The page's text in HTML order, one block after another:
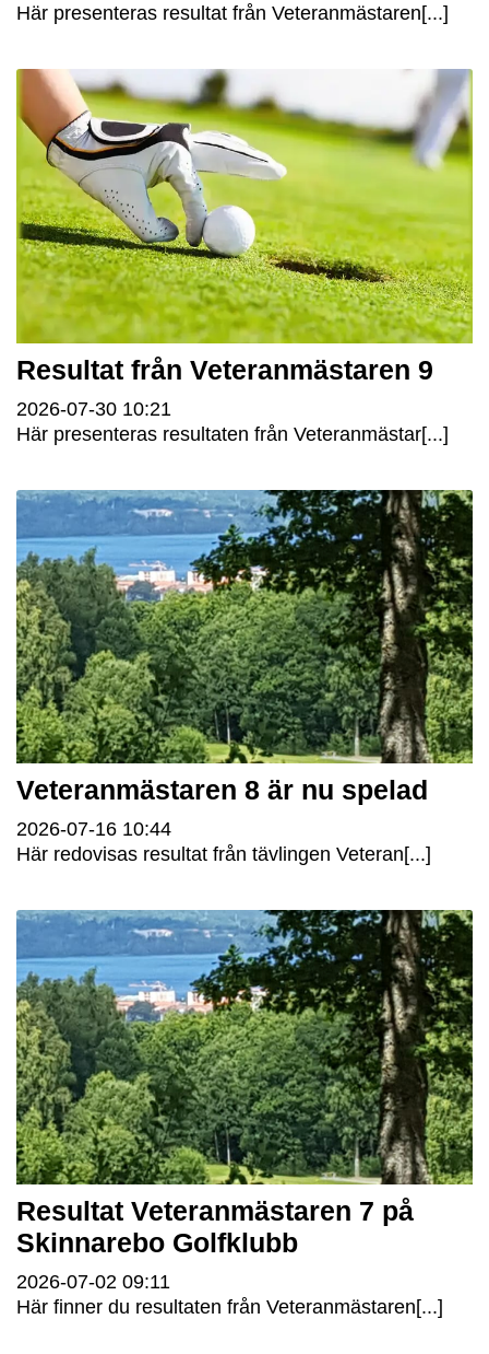
Här presenteras resultat från Veteranmästaren[...]
Resultat från Veteranmästaren 9
2026-07-30 10:21
Här presenteras resultaten från Veteranmästar[...]
Veteranmästaren 8 är nu spelad
2026-07-16 10:44
Här redovisas resultat från tävlingen Veteran[...]
Resultat Veteranmästaren 7 på
Skinnarebo Golfklubb
2026-07-02 09:11
Här finner du resultaten från Veteranmästaren[...]